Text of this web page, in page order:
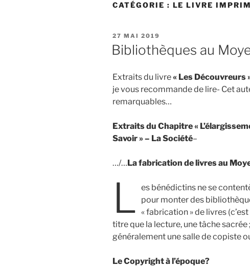
CATÉGORIE : LE LIVRE
27 MAI 2019
Bibliothèques au
Extraits du livre « Les Découvreurs
je vous recommande de lire- Cet
remarquables…
Extraits du Chapitre «
Savoir » – La Société–
…/…La fabrication de livres au
L es bénédictins ne se
pour monter des
« fabrication » de livres
titre que la lecture, une tâche
généralement une salle de copiste
LeCopyright à l’époque?